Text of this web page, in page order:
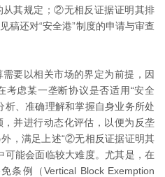
从其规定；②无相反证据证明其排
稿还对“安全港”制度的申请与审查
要以相关市场的界定为前提，因
考虑某一垄断协议是否适用“安全
析、准确理解和掌握自身业务所处
并进行动态化评估，以便为反垄
，满足上述“②无相反证据证明其
可能会面临较大难度。尤其是，在
条例（Vertical Block Exemption